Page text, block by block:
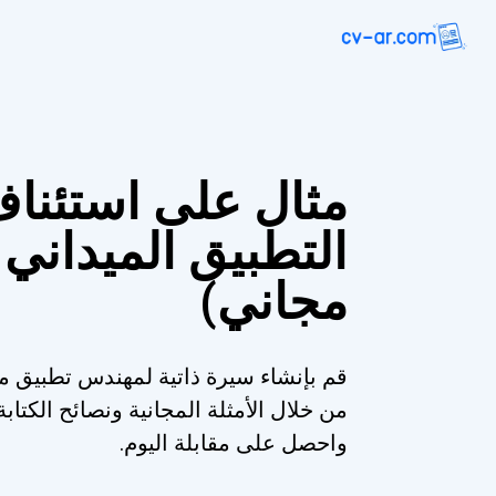
مثال على
التطبيق
مجاني)
قم بإنشاء سيرة ذاتية لمهندس تطبيق
من خلال الأمثلة المجانية ونصائح
واحصل على مقابلة اليوم.